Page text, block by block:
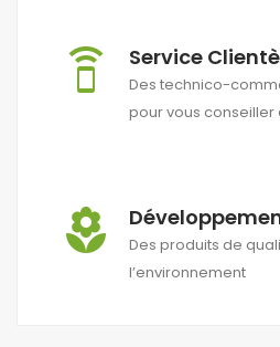
speaker_phone Service
Des technico-
pour vous conseiller
local_florist
Des produits de
l’environnement